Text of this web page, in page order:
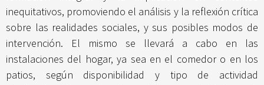
inequitativos, promoviendo el análisis y la reflexión crítica
sobre las realidades sociales, y sus posibles modos de
intervención. El mismo se llevará a cabo en las
instalaciones del hogar, ya sea en el comedor o en los
patios, según disponibilidad y tipo de actividad